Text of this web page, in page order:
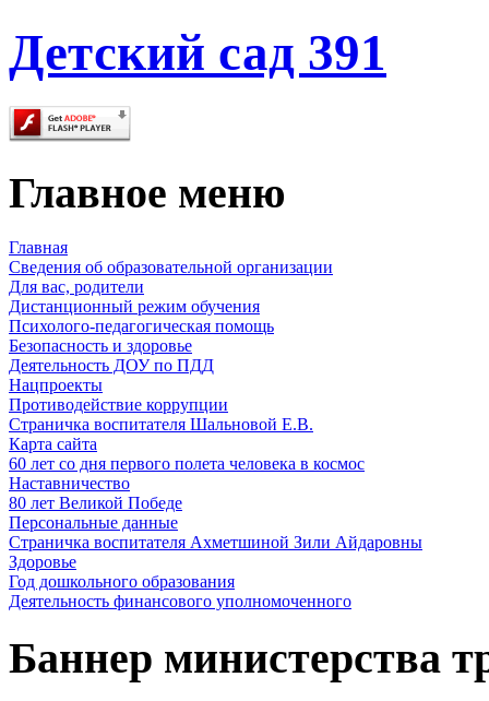
Детский сад 391
Главное меню
Главная
Сведения об образовательной организации
Для вас, родители
Дистанционный режим обучения
Психолого-педагогическая помощь
Безопасность и здоровье
Деятельность ДОУ по ПДД
Нацпроекты
Противодействие коррупции
Страничка воспитателя Шальновой Е.В.
Карта сайта
60 лет со дня первого полета человека в космос
Наставничество
80 лет Великой Победе
Персональные данные
Страничка воспитателя Ахметшиной Зили Айдаровны
Здоровье
Год дошкольного образования
Деятельность финансового уполномоченного
Баннер министерства